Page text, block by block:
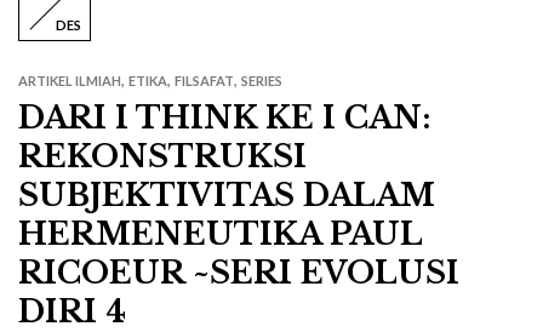
DES
ARTIKEL ILMIAH, ETIKA, FILSAFAT, SERIES
DARI I THINK KE I CAN:
REKONSTRUKSI
SUBJEKTIVITAS DALAM
HERMENEUTIKA PAUL
RICOEUR ~SERI EVOLUSI
DIRI 4